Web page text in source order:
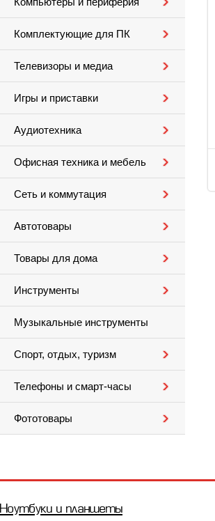
Комплектующие для ПК
Телевизоры и медиа
Игры и приставки
Аудиотехника
Офисная техника и мебель
Сеть и коммутация
Автотовары
Товары для дома
Инструменты
Музыкальные инструменты
Спорт, отдых, туризм
Телефоны и смарт-часы
Фототовары
Ноутбуки и планшеты